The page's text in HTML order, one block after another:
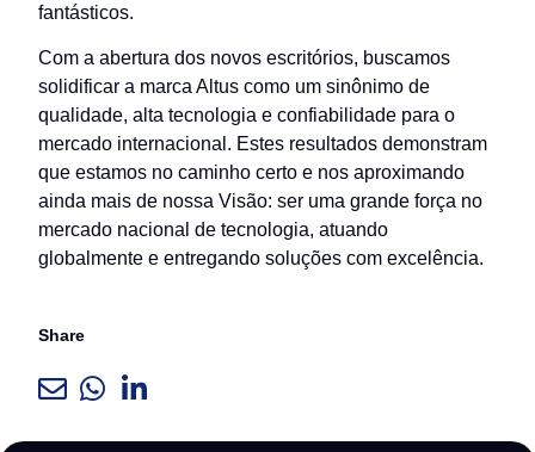
fantásticos.
Com a abertura dos novos escritórios, buscamos
solidificar a marca Altus como um sinônimo de
qualidade, alta tecnologia e confiabilidade para o
mercado internacional. Estes resultados demonstram
que estamos no caminho certo e nos aproximando
ainda mais de nossa Visão: ser uma grande força no
mercado nacional de tecnologia, atuando
globalmente e entregando soluções com excelência.
Share